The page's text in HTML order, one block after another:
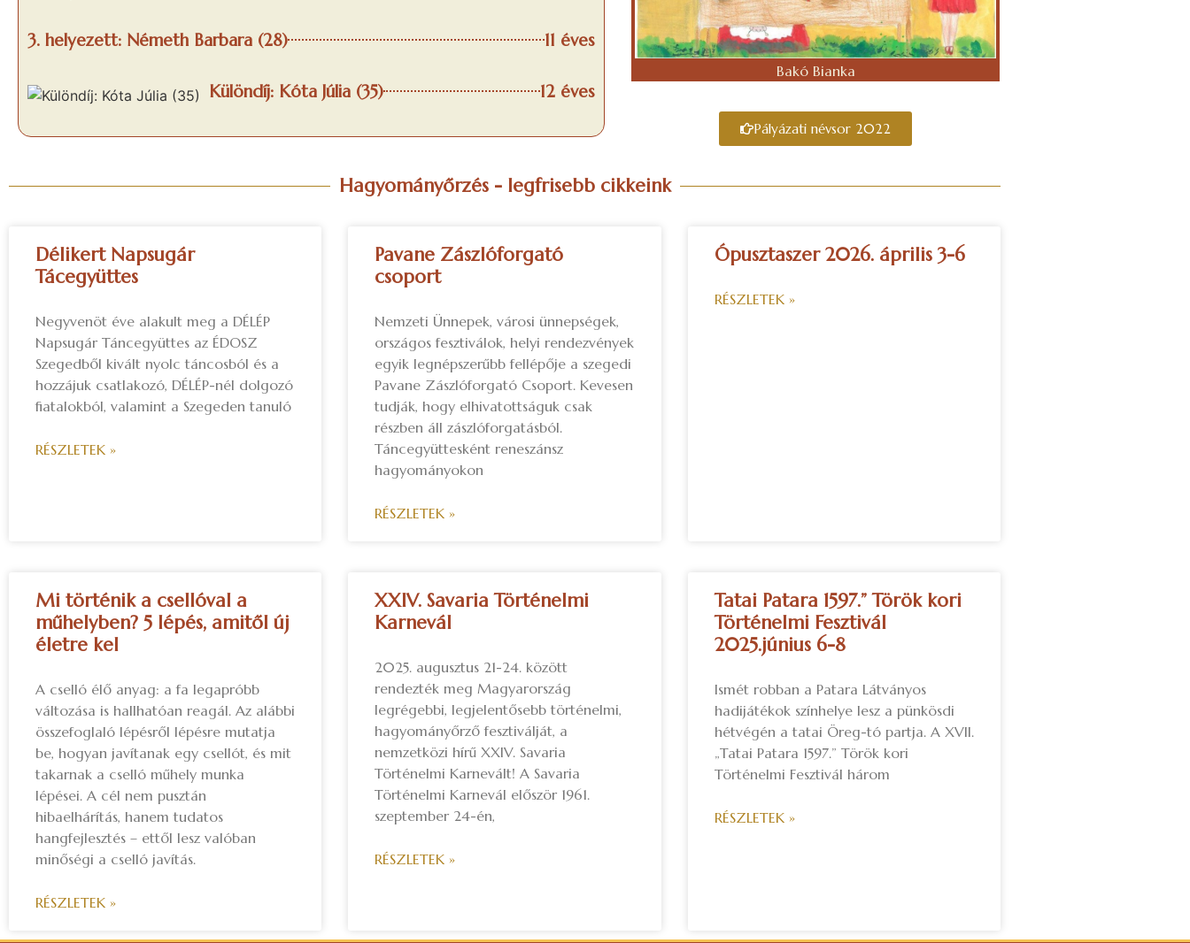
3. helyezett: Németh Barbara (28) 11 éves
Különdíj: Kóta Júlia (35) 12 éves
Bakó Bianka
Pályázati névsor 2022
Hagyományőrzés - legfrisebb cikkeink
Délikert Napsugár
Tácegyüttes
Negyvenöt éve alakult meg a DÉLÉP
Napsugár Táncegyüttes az ÉDOSZ
Szegedből kivált nyolc táncosból és a
hozzájuk csatlakozó, DÉLÉP-nél dolgozó
fiatalokból, valamint a Szegeden tanuló
RÉSZLETEK »
Pavane Zászlóforgató
csoport
Nemzeti Ünnepek, városi ünnepségek,
országos fesztiválok, helyi rendezvények
egyik legnépszerűbb fellépője a szegedi
Pavane Zászlóforgató Csoport. Kevesen
tudják, hogy elhivatottságuk csak
részben áll zászlóforgatásból.
Táncegyüttesként reneszánsz
hagyományokon
RÉSZLETEK »
Ópusztaszer 2026. április 3-6
RÉSZLETEK »
Mi történik a csellóval a
műhelyben? 5 lépés, amitől új
életre kel
A cselló élő anyag: a fa legapróbb
változása is hallhatóan reagál. Az alábbi
összefoglaló lépésről lépésre mutatja
be, hogyan javítanak egy csellót, és mit
takarnak a cselló műhely munka
lépései. A cél nem pusztán
hibaelhárítás, hanem tudatos
hangfejlesztés – ettől lesz valóban
minőségi a cselló javítás.
RÉSZLETEK »
XXIV. Savaria Történelmi
Karnevál
2025. augusztus 21-24. között
rendezték meg Magyarország
legrégebbi, legjelentősebb történelmi,
hagyományőrző fesztiválját, a
nemzetközi hírű XXIV. Savaria
Történelmi Karnevált! A Savaria
Történelmi Karnevál először 1961.
szeptember 24-én,
RÉSZLETEK »
Tatai Patara 1597.” Török kori
Történelmi Fesztivál
2025.június 6-8
Ismét robban a Patara Látványos
hadijátékok színhelye lesz a pünkösdi
hétvégén a tatai Öreg-tó partja. A XVII.
„Tatai Patara 1597.” Török kori
Történelmi Fesztivál három
RÉSZLETEK »